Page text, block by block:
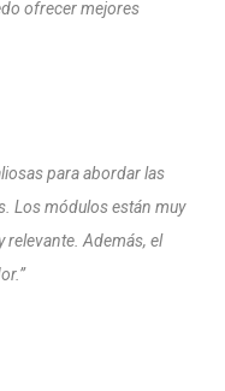
ofrecer mejores
para abordar las
Los módulos están muy
relevante. Además, el